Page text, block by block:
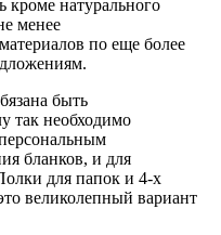
кроме натурального
менее
по еще более
быть
так необходимо
бланков, и для
для папок и 4-х
великолепный вариант